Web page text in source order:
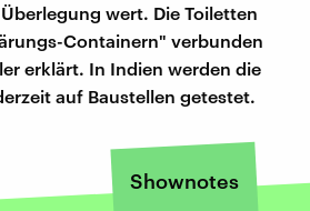
wert. Die Toiletten
Containern" verbunden
erklärt. In Indien werden die
auf Baustellen getestet.
Shownotes